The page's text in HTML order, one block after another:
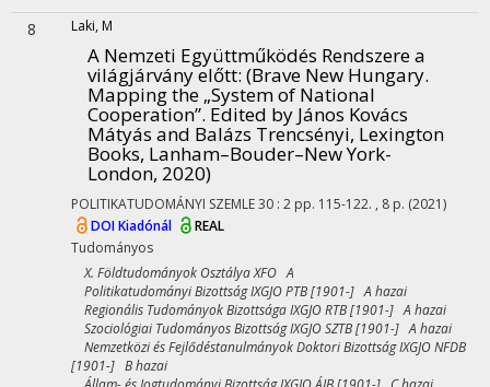
8 Laki, M
A Nemzeti Együttműködés Rendszere a
világjárvány előtt: (Brave New Hungary.
Mapping the „System of National
Cooperation”. Edited by János Kovács
Mátyás and Balázs Trencsényi, Lexington
Books, Lanham–Bouder–New York-
London, 2020)
POLITIKATUDOMÁNYI SZEMLE30 : 2 pp. 115-122. , 8 p. (2021)
DOIKiadónál
REAL
Tudományos
X. Földtudományok Osztálya XFO A
Politikatudományi Bizottság IXGJO PTB [1901-] A hazai
Regionális Tudományok Bizottsága IXGJO RTB [1901-] A hazai
Szociológiai Tudományos Bizottság IXGJO SZTB [1901-] A hazai
Nemzetközi és Fejlődéstanulmányok Doktori Bizottság IXGJO NFDB
[1901-] B hazai